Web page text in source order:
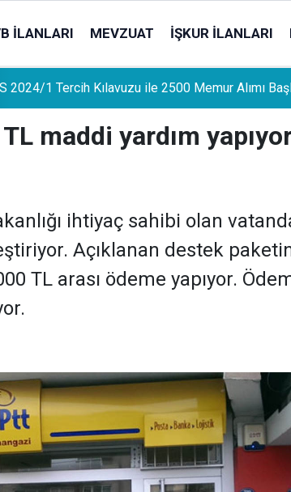
İLANLARI MEVZUAT İŞKUR İLANLARI
Sahipleri İçin Önemli Gelişme: Stopaj
maddi yardım
ihtiyaç sahibi olan
Açıklanan destek
TL arası ödeme yapıyor.